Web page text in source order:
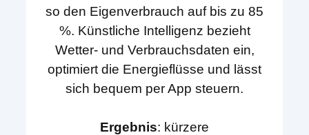
so den Eigenverbrauch auf bis zu 85
%. Künstliche Intelligenz bezieht
Wetter- und Verbrauchsdaten ein,
optimiert die Energieflüsse und lässt
sich bequem per App steuern.
Ergebnis: kürzere